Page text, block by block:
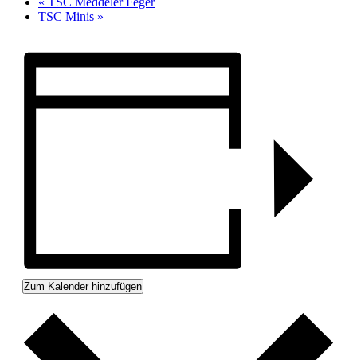
TSC Minis »
Zum Kalender hinzufügen